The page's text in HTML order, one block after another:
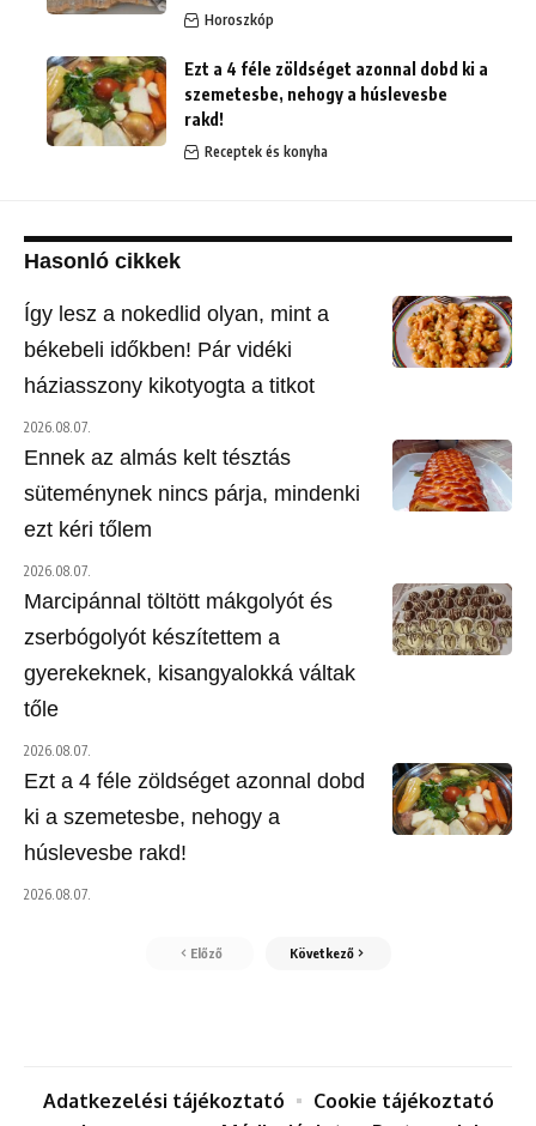
Horoszkóp
Ezt a 4 féle zöldséget azonnal dobd ki a
szemetesbe, nehogy a húslevesbe
rakd!
Receptek és konyha
Hasonló cikkek
Így lesz a nokedlid olyan, mint a
békebeli időkben! Pár vidéki
háziasszony kikotyogta a titkot
2026.08.07.
Ennek az almás kelt tésztás
süteménynek nincs párja, mindenki
ezt kéri tőlem
2026.08.07.
Marcipánnal töltött mákgolyót és
zserbógolyót készítettem a
gyerekeknek, kisangyalokká váltak
tőle
2026.08.07.
Ezt a 4 féle zöldséget azonnal dobd
ki a szemetesbe, nehogy a
húslevesbe rakd!
2026.08.07.
Előző Következő
Adatkezelési tájékoztató
Cookie tájékoztató